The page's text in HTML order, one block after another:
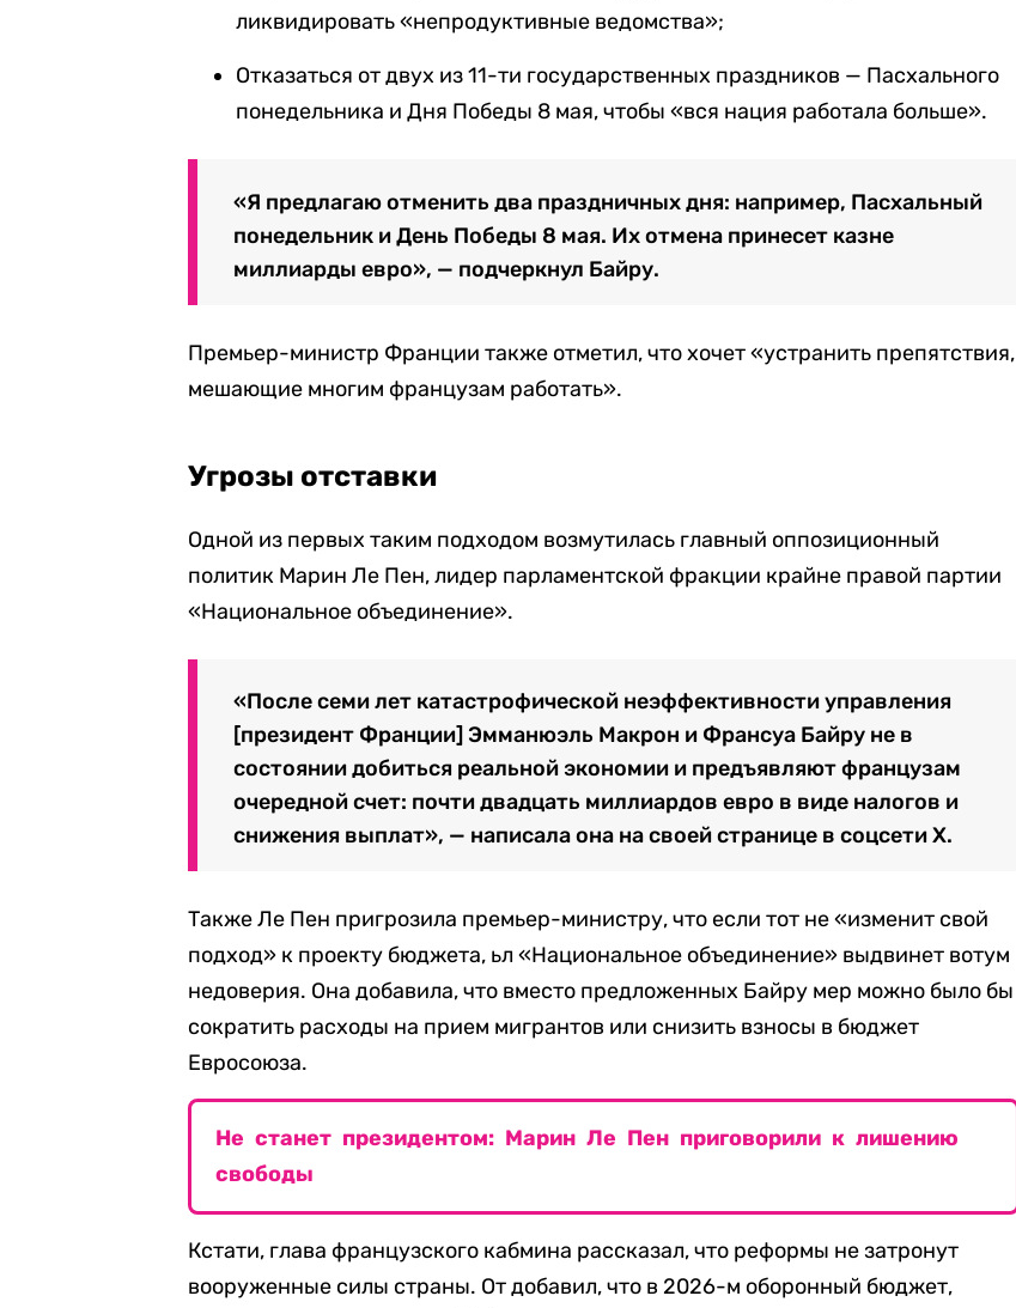
ликвидировать «непродуктивные ведомства»;
Отказаться от двух из 11-ти государственных праздников — Пасхального
понедельника и Дня Победы 8 мая, чтобы «вся нация работала больше».
«Я предлагаю отменить два праздничных дня: например, Пасхальный
понедельник и День Победы 8 мая. Их отмена принесет казне
миллиарды евро», — подчеркнул Байру.
Премьер-министр Франции также отметил, что хочет «устранить препятствия,
мешающие многим французам работать».
Угрозы отставки
Одной из первых таким подходом возмутилась главный оппозиционный
политик Марин Ле Пен, лидер парламентской фракции крайне правой партии
«Национальное объединение».
«После семи лет катастрофической неэффективности управления
[президент Франции] Эмманюэль Макрон и Франсуа Байру не в
состоянии добиться реальной экономии и предъявляют французам
очередной счет: почти двадцать миллиардов евро в виде налогов и
снижения выплат», — написала она на своей странице в соцсети Х.
Также Ле Пен пригрозила премьер-министру, что если тот не «изменит свой
подход» к проекту бюджета, ьл «Национальное объединение» выдвинет вотум
недоверия. Она добавила, что вместо предложенных Байру мер можно было бы
сократить расходы на прием мигрантов или снизить взносы в бюджет
Евросоюза.
Не станет президентом: Марин Ле Пен приговорили к лишению
свободы
Кстати, глава французского кабмина рассказал, что реформы не затронут
вооруженные силы страны. От добавил, что в 2026-м оборонный бюджет,